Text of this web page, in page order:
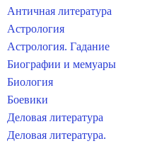
Античная литература
Астрология
Астрология. Гадание
Биографии и мемуары
Биология
Боевики
Деловая литература
Деловая литература.